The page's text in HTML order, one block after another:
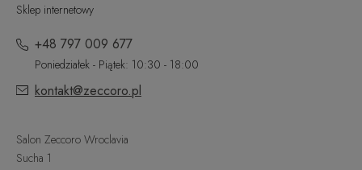
Sklep internetowy
+48 797 009 677
Poniedziałek - Piątek: 10:30 - 18:00
kontakt@zeccoro.pl
Salon Zeccoro Wroclavia
Sucha 1